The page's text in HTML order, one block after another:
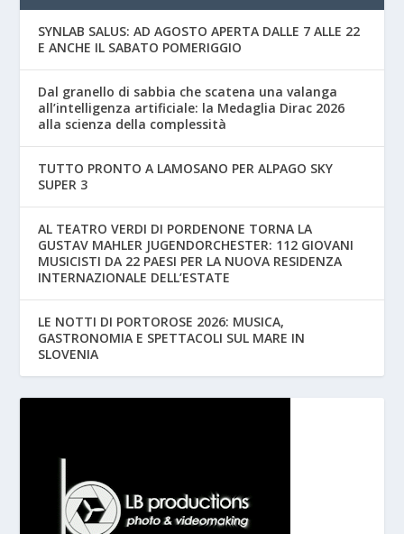
SYNLAB SALUS: AD AGOSTO APERTA DALLE 7 ALLE 22
E ANCHE IL SABATO POMERIGGIO
Dal granello di sabbia che scatena una valanga
all’intelligenza artificiale: la Medaglia Dirac 2026
alla scienza della complessità
TUTTO PRONTO A LAMOSANO PER ALPAGO SKY
SUPER 3
AL TEATRO VERDI DI PORDENONE TORNA LA
GUSTAV MAHLER JUGENDORCHESTER: 112 GIOVANI
MUSICISTI DA 22 PAESI PER LA NUOVA RESIDENZA
INTERNAZIONALE DELL’ESTATE
LE NOTTI DI PORTOROSE 2026: MUSICA,
GASTRONOMIA E SPETTACOLI SUL MARE IN
SLOVENIA